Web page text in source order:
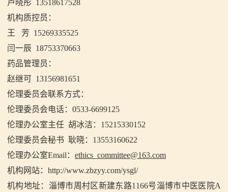
卢晓彤 13518617528
机构质控员：
王 芳 15269335525
闫一辰 18753370663
药品管理员：
赵继可 13156981651
伦理委员会联系方式：
伦理委员会电话：0533-6699125
伦理办公室主任 胡冰洁：15215330152
伦理委员会秘书 耿晓：13553160622
伦理办公室Email： ethics_committee@163.com
机构网站：http://www.zbzyy.com/ysgl/
机构地址：淄博市周村区新建东路1166号淄博市中医医院A